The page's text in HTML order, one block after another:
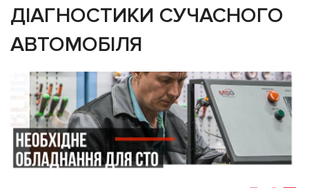
ДІАГНОСТИКИ СУЧАСНОГО
АВТОМОБІЛЯ